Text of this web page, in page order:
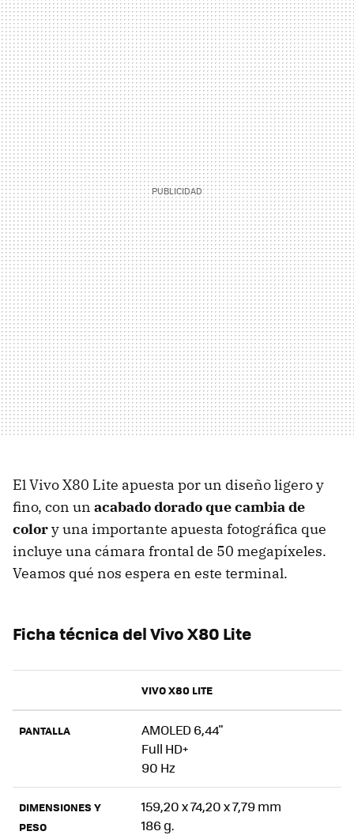
El Vivo X80 Lite apuesta por un diseño ligero y
fino, con un acabado dorado que cambia de
colory una importante apuesta fotográfica que
incluye una cámara frontal de 50 megapíxeles.
Veamos qué nos espera en este terminal.
Ficha técnica del Vivo X80 Lite
VIVO X80 LITE
PANTALLA
AMOLED 6,44"
Full HD+
90 Hz
DIMENSIONES Y
PESO
159,20 x 74,20 x 7,79 mm
186 g.